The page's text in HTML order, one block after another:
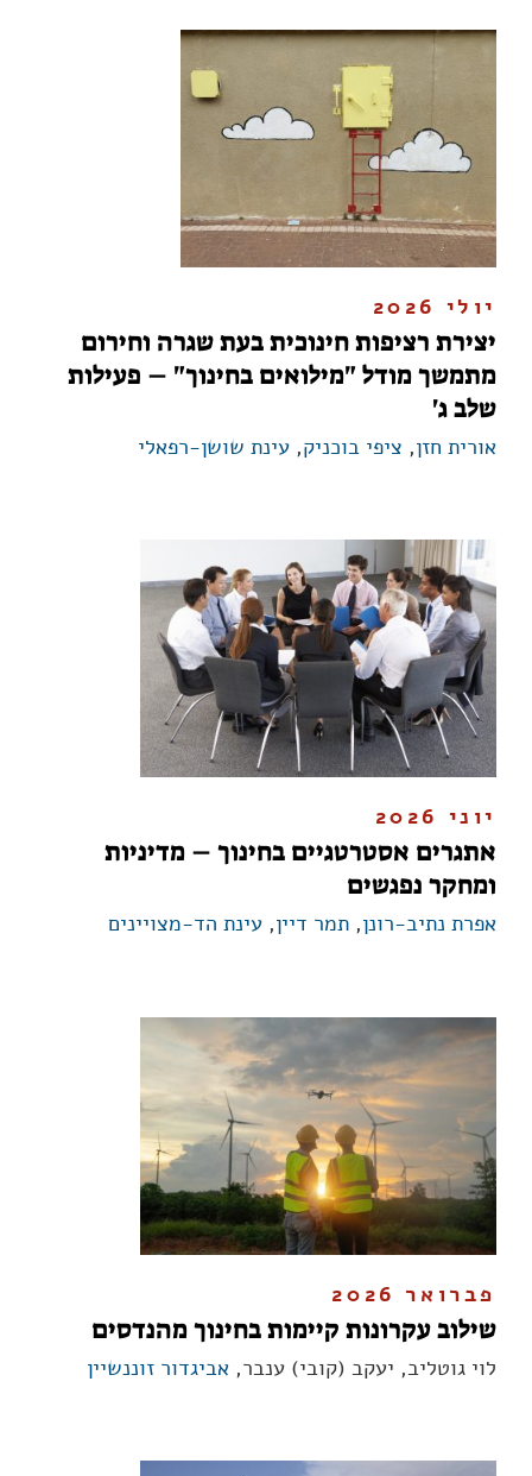
יולי 2026
יצירת רציפות חינוכית בעת שגרה וחירום
מתמשך מודל "מילואים בחינוך" – פעילות
שלב ג'
אורית חזן, ציפי בוכניק, עינת שושן-רפאלי
יוני 2026
​אתגרים אסטרטגיים בחינוך – מדיניות
ומחקר נפגשים
אפרת נתיב-רונן, תמר דיין, עינת הד-מצויינים
פברואר 2026
שילוב עקרונות קיימות בחינוך מהנדסים
לוי גוטליב, יעקב (קובי) ענבר, אביגדור זוננשיין